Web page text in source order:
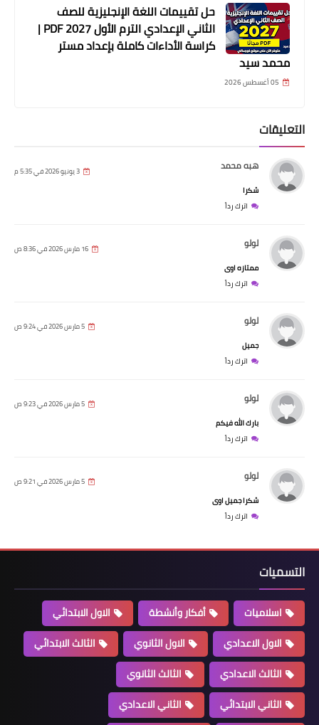
حل تقييمات اللغة الإنجليزية للصف
الثاني الإعدادي الترم الأول 2027 PDF |
كراسة الأداءات كاملة بإعداد مستر
محمد سيد
05 أغسطس 2026
التعليقات
هبه محمد 3 يونيو 2026 في 5:35 م
شكرا
اترك رداً
لولو 16 مارس 2026 في 8:36 ص
ممتازه اوى
اترك رداً
لولو 5 مارس 2026 في 9:24 ص
جميل
اترك رداً
لولو 5 مارس 2026 في 9:23 ص
بارك الله فيكم
اترك رداً
لولو 5 مارس 2026 في 9:21 ص
شكرا جميل اوى
اترك رداً
التسميات
اسلاميات أفكار وأنشطة
الاول الابتدائي
الاول الاعدادي
الاول الثانوي
الثالث الابتدائي
الثالث الاعدادي
الثالث الثانوي
الثاني الابتدائي
الثاني الاعدادي